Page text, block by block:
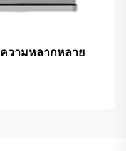
วามหลากหลาย